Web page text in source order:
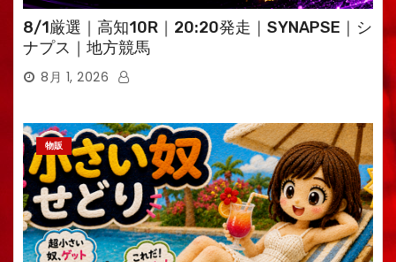
8/1厳選｜高知10R｜20:20発走｜SYNAPSE｜シ
ナプス｜地方競馬
8月 1, 2026
物販